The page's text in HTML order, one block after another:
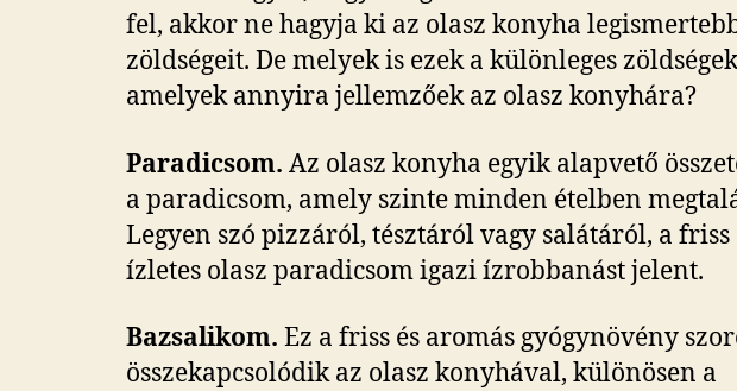
fel, akkor ne hagyja ki az olasz konyha
zöldségeit. De melyek is ezek a különleges
amelyek annyira jellemzőek az olasz konyhára?
Paradicsom. Az olasz konyha egyik alapvető
a paradicsom, amely szinte minden ételben
Legyen szó pizzáról, tésztáról vagy salátáról, a friss
ízletes olasz paradicsom igazi ízrobbanást jelent.
Bazsalikom. Ez a friss és aromás gyógynövény
összekapcsolódik az olasz konyhával, különösen a